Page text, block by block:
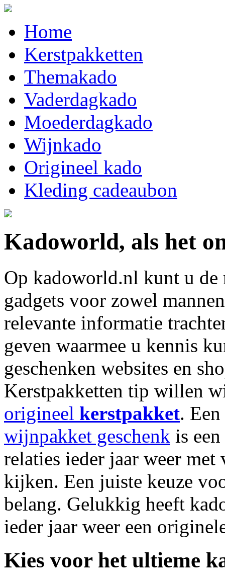
Home
Kerstpakketten
Themakado
Vaderdagkado
Moederdagkado
Wijnkado
Origineel kado
Kleding cadeaubon
Kadoworld, als het
Op kadoworld.nl kunt u de
gadgets voor zowel
relevante informatie
geven waarmee u kennis
geschenken websites en
Kerstpakketten tip willen
origineel kerstpakket. Een
wijnpakket geschenk is
relaties ieder jaar weer
kijken. Een juiste keuze
belang. Gelukkig heeft
ieder jaar weer een
Kies voor het ultieme